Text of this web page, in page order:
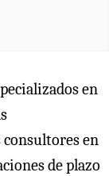
en
consultores en
de plazo